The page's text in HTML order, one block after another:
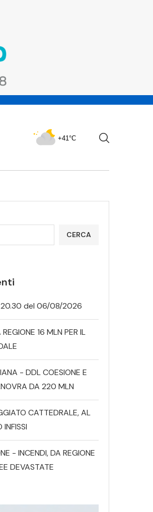
+41°C
CERCA
20.30 del 06/08/2026
16 MLN PER IL
- DDL COESIONE E
DA 220 MLN
CATTEDRALE, AL
INFISSI
- INCENDI, DA REGIONE
DEVASTATE